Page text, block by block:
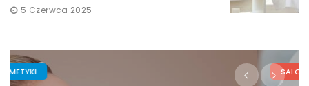
5 Czerwca 2025
SALON KOSMETYCZNY